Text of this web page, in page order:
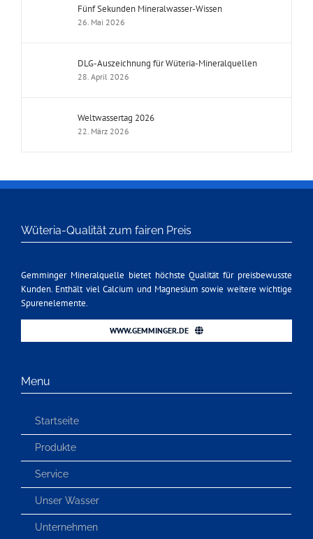
Fünf Sekunden Mineralwasser-Wissen
26. Mai 2026
DLG-Auszeichnung für Wüteria-Mineralquellen
28. April 2026
Weltwassertag 2026
22. März 2026
Wüteria-Qualität zum fairen Preis
Gemminger Mineralquelle bietet höchste Qualität für preisbewusste
Kunden. Enthält viel Calcium und Magnesium sowie weitere wichtige
Spurenelemente.
WWW.GEMMINGER.DE
Menu
Startseite
Produkte
Service
Unser Wasser
Unternehmen